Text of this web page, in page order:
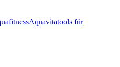
Aquavitatools für